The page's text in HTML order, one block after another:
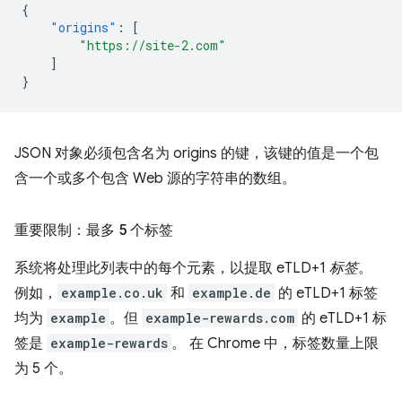
{
"origins" :
[
"https://site-2.com"
]
}
JSON 对象必须包含名为 origins 的键，该键的值是一个包
含一个或多个包含 Web 源的字符串的数组。
重要限制：最多 5 个标签
系统将处理此列表中的每个元素，以提取 eTLD+1 标签。
例如，
example.co.uk 和 example.de 的 eTLD+1 标签
均为 example 。但 example-rewards.com 的 eTLD+1 标
签是 example-rewards 。 在 Chrome 中，标签数量上限
为 5 个。